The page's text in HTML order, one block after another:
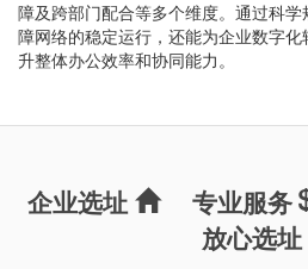
障及跨部门配合等多个维度。通过科
障网络的稳定运行，还能为企业数字
升整体办公效率和协同能力。
企业选址 专业服务
放心选址